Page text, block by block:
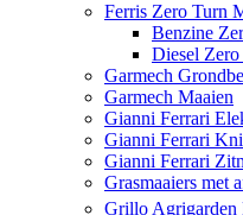
Ferris Zero Turn
Benzine
Diesel
Garmech
Garmech Maaien
Gianni Ferrari
Gianni Ferrari
Gianni Ferrari
Grasmaaiers met
Grillo Agrigarden